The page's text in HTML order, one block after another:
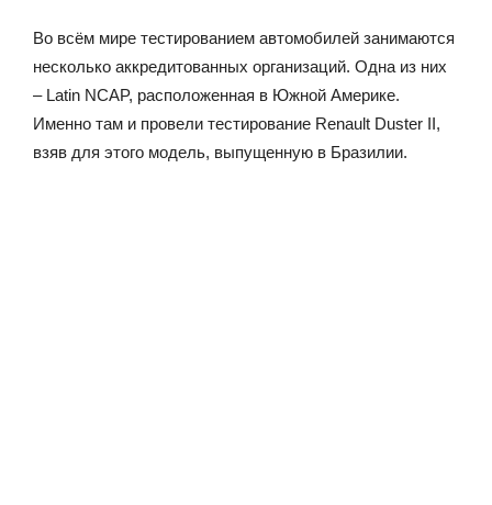
Во всём мире тестированием автомобилей занимаются
несколько аккредитованных организаций. Одна из них
– Latin NCAP, расположенная в Южной Америке.
Именно там и провели тестирование Renault Duster II,
взяв для этого модель, выпущенную в Бразилии.